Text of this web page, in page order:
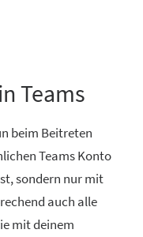
Teams
beim Beitreten
Teams Konto
sondern nur mit
auch alle
mit deinem